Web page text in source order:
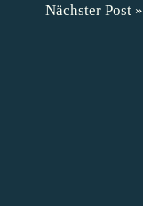
Nächster Post »